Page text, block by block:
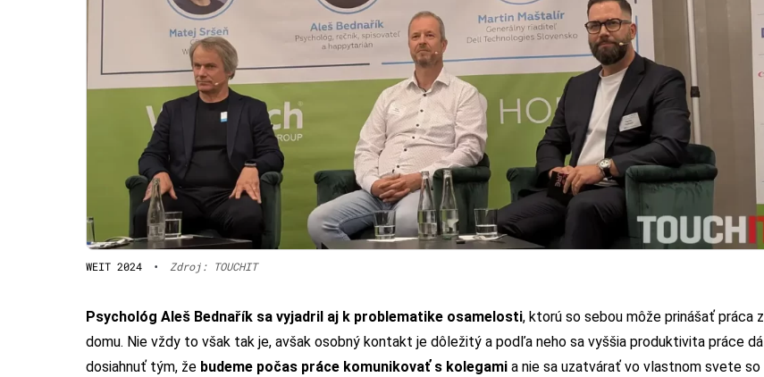
WEIT 2024 • Zdroj: TOUCHIT
Psychológ Aleš Bednařík sa vyjadril aj k problematike osamelosti, ktorú so sebou môže prinášať práca z
domu. Nie vždy to však tak je, avšak osobný kontakt je dôležitý a podľa neho sa vyššia produktivita práce dá
dosiahnuť tým, že budeme počas práce komunikovať s kolegami a nie sa uzatvárať vo vlastnom svete so